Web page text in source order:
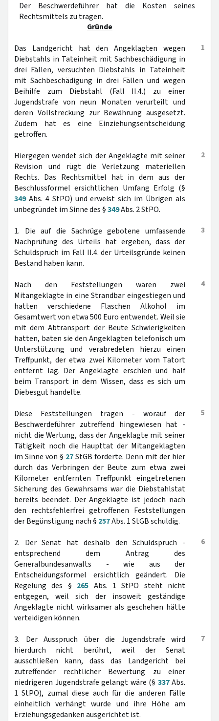
Der Beschwerdeführer hat die Kosten seines
Rechtsmittels zu tragen.
Gründe
1
Das Landgericht hat den Angeklagten wegen
Diebstahls in Tateinheit mit Sachbeschädigung in
drei Fällen, versuchten Diebstahls in Tateinheit
mit Sachbeschädigung in drei Fällen und wegen
Beihilfe zum Diebstahl (Fall II.4.) zu einer
Jugendstrafe von neun Monaten verurteilt und
deren Vollstreckung zur Bewährung ausgesetzt.
Zudem hat es eine Einziehungsentscheidung
getroffen.
2
Hiergegen wendet sich der Angeklagte mit seiner
Revision und rügt die Verletzung materiellen
Rechts. Das Rechtsmittel hat in dem aus der
Beschlussformel ersichtlichen Umfang Erfolg (§
349Abs. 4 StPO) und erweist sich im Übrigen als
unbegründet im Sinne des §349Abs. 2 StPO.
3
1. Die auf die Sachrüge gebotene umfassende
Nachprüfung des Urteils hat ergeben, dass der
Schuldspruch im Fall II.4. der Urteilsgründe keinen
Bestand haben kann.
4
Nach den Feststellungen waren zwei
Mitangeklagte in eine Strandbar eingestiegen und
hatten verschiedene Flaschen Alkohol im
Gesamtwert von etwa 500 Euro entwendet. Weil sie
mit dem Abtransport der Beute Schwierigkeiten
hatten, baten sie den Angeklagten telefonisch um
Unterstützung und verabredeten hierzu einen
Treffpunkt, der etwa zwei Kilometer vom Tatort
entfernt lag. Der Angeklagte erschien und half
beim Transport in dem Wissen, dass es sich um
Diebesgut handelte.
5
Diese Feststellungen tragen - worauf der
Beschwerdeführer zutreffend hingewiesen hat -
nicht die Wertung, dass der Angeklagte mit seiner
Tätigkeit noch die Haupttat der Mitangeklagten
im Sinne von § 27StGB förderte. Denn mit der hier
durch das Verbringen der Beute zum etwa zwei
Kilometer entfernten Treffpunkt eingetretenen
Sicherung des Gewahrsams war die Diebstahlstat
bereits beendet. Der Angeklagte ist jedoch nach
den rechtsfehlerfrei getroffenen Feststellungen
der Begünstigung nach § 257Abs. 1 StGB schuldig.
6
2. Der Senat hat deshalb den Schuldspruch -
entsprechend dem Antrag des
Generalbundesanwalts - wie aus der
Entscheidungsformel ersichtlich geändert. Die
Regelung des § 265 Abs. 1 StPO steht nicht
entgegen, weil sich der insoweit geständige
Angeklagte nicht wirksamer als geschehen hätte
verteidigen können.
7
3. Der Ausspruch über die Jugendstrafe wird
hierdurch nicht berührt, weil der Senat
ausschließen kann, dass das Landgericht bei
zutreffender rechtlicher Bewertung zu einer
niedrigeren Jugendstrafe gelangt wäre (§ 337Abs.
1 StPO), zumal diese auch für die anderen Fälle
einheitlich verhängt wurde und ihre Höhe am
Erziehungsgedanken ausgerichtet ist.